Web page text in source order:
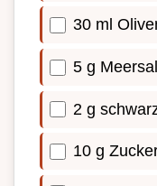
30 ml
5 g
2 g
10 g